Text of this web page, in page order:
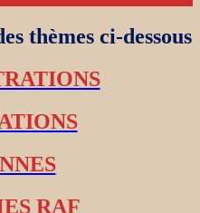
thèmes ci-dessous
RAF